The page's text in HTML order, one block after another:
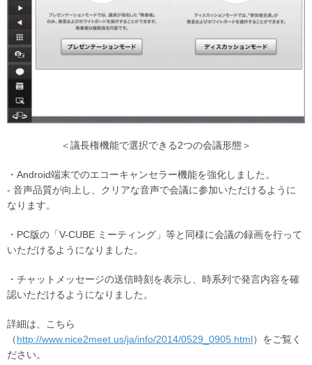
＜議長権機能で選択できる2つの会議形態＞
・Android端末でのエコーキャンセラー機能を強化しました。
- 音声品質が向上し、クリアな音声で会議に参加いただけるように
なります。
・PC版の「V-CUBE ミーティング」等と同様に会議の録画を行って
いただけるようになりました。
・チャットメッセージの送信時刻を表示し、時系列で発言内容を確
認いただけるようになりました。
詳細は、こちら
（http://www.nice2meet.us/ja/info/2014/0529_0905.html）をご覧く
ださい。